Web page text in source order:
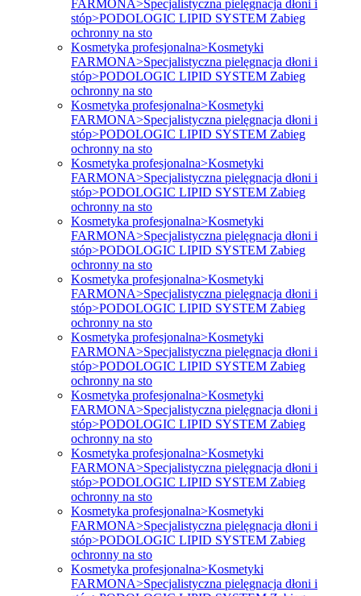
FARMONA>Specjalistyczna pielęgnacja dłoni i
stóp>PODOLOGIC LIPID SYSTEM Zabieg
ochronny na sto
Kosmetyka profesjonalna>Kosmetyki
FARMONA>Specjalistyczna pielęgnacja dłoni i
stóp>PODOLOGIC LIPID SYSTEM Zabieg
ochronny na sto
Kosmetyka profesjonalna>Kosmetyki
FARMONA>Specjalistyczna pielęgnacja dłoni i
stóp>PODOLOGIC LIPID SYSTEM Zabieg
ochronny na sto
Kosmetyka profesjonalna>Kosmetyki
FARMONA>Specjalistyczna pielęgnacja dłoni i
stóp>PODOLOGIC LIPID SYSTEM Zabieg
ochronny na sto
Kosmetyka profesjonalna>Kosmetyki
FARMONA>Specjalistyczna pielęgnacja dłoni i
stóp>PODOLOGIC LIPID SYSTEM Zabieg
ochronny na sto
Kosmetyka profesjonalna>Kosmetyki
FARMONA>Specjalistyczna pielęgnacja dłoni i
stóp>PODOLOGIC LIPID SYSTEM Zabieg
ochronny na sto
Kosmetyka profesjonalna>Kosmetyki
FARMONA>Specjalistyczna pielęgnacja dłoni i
stóp>PODOLOGIC LIPID SYSTEM Zabieg
ochronny na sto
Kosmetyka profesjonalna>Kosmetyki
FARMONA>Specjalistyczna pielęgnacja dłoni i
stóp>PODOLOGIC LIPID SYSTEM Zabieg
ochronny na sto
Kosmetyka profesjonalna>Kosmetyki
FARMONA>Specjalistyczna pielęgnacja dłoni i
stóp>PODOLOGIC LIPID SYSTEM Zabieg
ochronny na sto
Kosmetyka profesjonalna>Kosmetyki
FARMONA>Specjalistyczna pielęgnacja dłoni i
stóp>PODOLOGIC LIPID SYSTEM Zabieg
ochronny na sto
Kosmetyka profesjonalna>Kosmetyki
FARMONA>Specjalistyczna pielęgnacja dłoni i